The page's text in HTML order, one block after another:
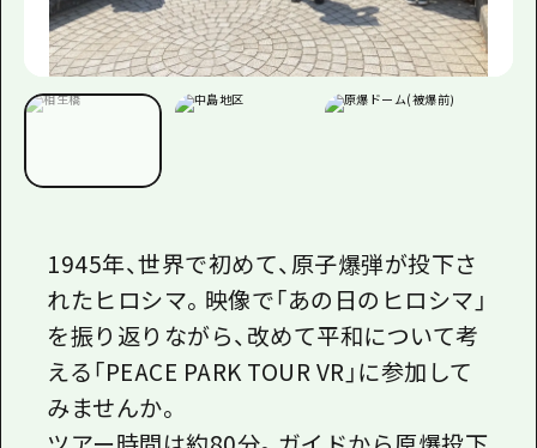
1945年、世界で初めて、原子爆弾が投下さ
れたヒロシマ。映像で「あの日のヒロシマ」
を振り返りながら、改めて平和について考
える「PEACE PARK TOUR VR」に参加して
みませんか。